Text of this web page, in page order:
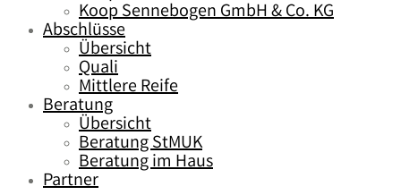
Koop Sennebogen GmbH & Co. KG
Abschlüsse
Übersicht
Quali
Mittlere Reife
Beratung
Übersicht
Beratung StMUK
Beratung im Haus
Partner